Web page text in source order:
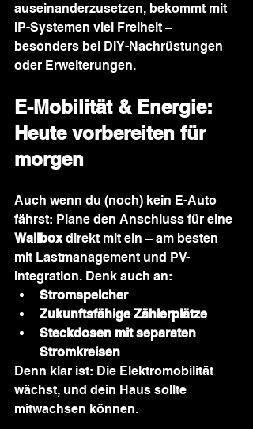
auseinanderzusetzen, bekommt mit
IP-Systemen viel Freiheit –
besonders bei DIY-Nachrüstungen
oder Erweiterungen.
E-Mobilität & Energie:
Heute vorbereiten für
morgen
Auch wenn du (noch) kein E-Auto
fährst: Plane den Anschluss für eine
Wallbox direkt mit ein – am besten
mit Lastmanagement und PV-
Integration. Denk auch an:
Stromspeicher
Zukunftsfähige Zählerplätze
Steckdosen mit separaten
Stromkreisen
Denn klar ist: Die Elektromobilität
wächst, und dein Haus sollte
mitwachsen können.